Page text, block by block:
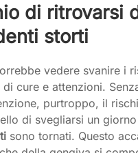
di ritrovarsi
storti
vedere svanire i
cure e attenzioni.
purtroppo, il
di svegliarsi un
sono tornati. Questo